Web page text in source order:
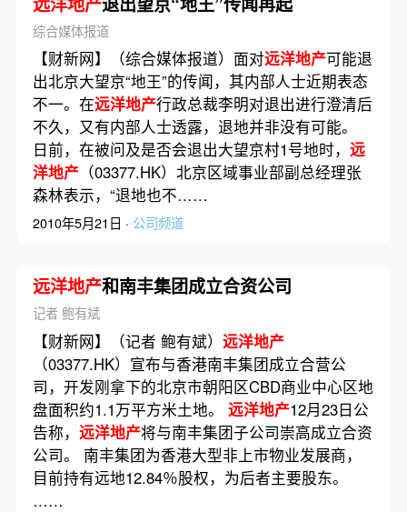
综合媒体报道
【财新网】（综合媒体报道）面对远洋地产可能退
出北京大望京“地王”的传闻，其内部人士近期表态
不一。在远洋地产行政总裁李明对退出进行澄清后
不久，又有内部人士透露，退地并非没有可能。
日前，在被问及是否会退出大望京村1号地时， 远
洋地产（03377.HK）北京区域事业部副总经理张
森林表示，“退地也不……
2010年5月21日 · 公司频道
远洋地产和南丰集团成立合资公司
记者 鲍有斌
【财新网】（记者 鲍有斌） 远洋地产
（03377.HK）宣布与香港南丰集团成立合营公
司，开发刚拿下的北京市朝阳区CBD商业中心区地
盘面积约1.1万平方米土地。 远洋地产12月23日公
告称， 远洋地产将与南丰集团子公司崇高成立合资
公司。 南丰集团为香港大型非上市物业发展商，
目前持有远地12.84％股权，为后者主要股东。
……